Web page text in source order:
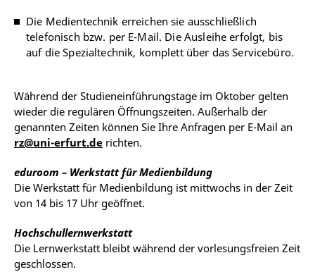
Die Medientechnik erreichen sie ausschließlich
telefonisch bzw. per E-Mail. Die Ausleihe erfolgt, bis
auf die Spezialtechnik, komplett über das Servicebüro.
Während der Studieneinführungstage im Oktober gelten
wieder die regulären Öffnungszeiten. Außerhalb der
genannten Zeiten können Sie Ihre Anfragen per E-Mail an
rz@uni-erfurt.de richten.
eduroom – Werkstatt für Medienbildung
Die Werkstatt für Medienbildung ist mittwochs in der Zeit
von 14 bis 17 Uhr geöffnet.
Hochschullernwerkstatt
Die Lernwerkstatt bleibt während der vorlesungsfreien Zeit
geschlossen.